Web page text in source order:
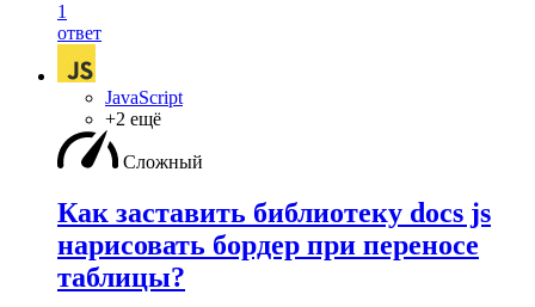
1
ответ
JavaScript
+2 ещё
Сложный
Как заставить библиотеку docs js
нарисовать бордер при переносе
таблицы?